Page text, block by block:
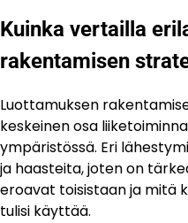
Kuinka vertailla
rakentamisen
Luottamuksen
keskeinen osa
ympäristössä. Eri
ja haasteita, joten on
eroavat toisistaan ja mitä
tulisi käyttää.